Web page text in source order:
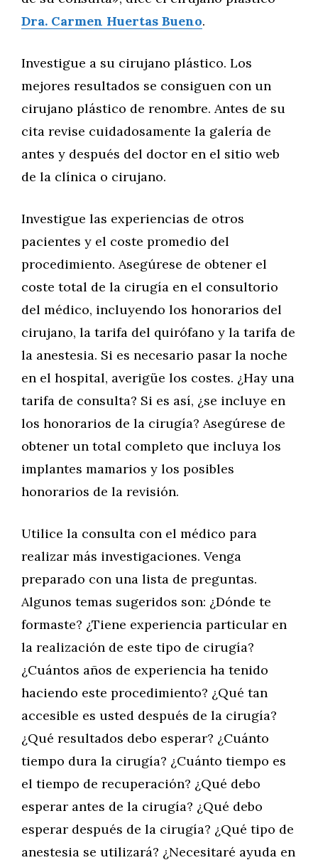
Dra. Carmen Huertas Bueno.
Investigue a su cirujano plástico. Los
mejores resultados se consiguen con un
cirujano plástico de renombre. Antes de su
cita revise cuidadosamente la galería de
antes y después del doctor en el sitio web
de la clínica o cirujano.
Investigue las experiencias de otros
pacientes y el coste promedio del
procedimiento. Asegúrese de obtener el
coste total de la cirugía en el consultorio
del médico, incluyendo los honorarios del
cirujano, la tarifa del quirófano y la tarifa de
la anestesia. Si es necesario pasar la noche
en el hospital, averigüe los costes. ¿Hay una
tarifa de consulta? Si es así, ¿se incluye en
los honorarios de la cirugía? Asegúrese de
obtener un total completo que incluya los
implantes mamarios y los posibles
honorarios de la revisión.
Utilice la consulta con el médico para
realizar más investigaciones. Venga
preparado con una lista de preguntas.
Algunos temas sugeridos son: ¿Dónde te
formaste? ¿Tiene experiencia particular en
la realización de este tipo de cirugía?
¿Cuántos años de experiencia ha tenido
haciendo este procedimiento? ¿Qué tan
accesible es usted después de la cirugía?
¿Qué resultados debo esperar? ¿Cuánto
tiempo dura la cirugía? ¿Cuánto tiempo es
el tiempo de recuperación? ¿Qué debo
esperar antes de la cirugía? ¿Qué debo
esperar después de la cirugía? ¿Qué tipo de
anestesia se utilizará? ¿Necesitaré ayuda en